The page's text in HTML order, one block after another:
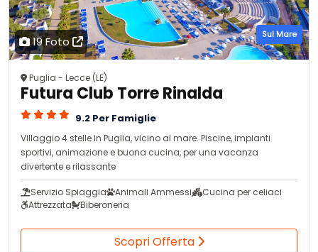
19 Foto Sul Mare
Puglia - Lecce (LE)
Futura Club Torre Rinalda
9.2 Per Famiglie
Villaggio 4 stelle in Puglia, vicino al mare. Piscine, impianti
sportivi, animazione e buona cucina, per una vacanza
divertente e rilassante
Servizio Spiaggia Animali Ammessi
Cucina per celiaci
Attrezzata
Biberoneria
Scopri Offerta